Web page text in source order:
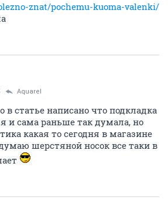
znat/pochemu-kuoma-valenki/
Аquаrеl
в статье написано что подкладка
и сама раньше так думала, но
какая то сегодня в магазине
шерстяной носок все таки в